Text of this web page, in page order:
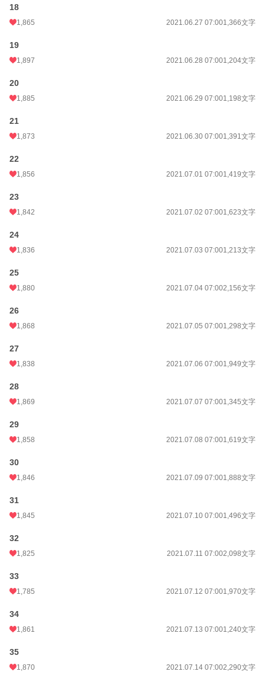
18
1,865 2021.06.27 07:001,366文字
19
1,897 2021.06.28 07:001,204文字
20
1,885 2021.06.29 07:001,198文字
21
1,873 2021.06.30 07:001,391文字
22
1,856 2021.07.01 07:001,419文字
23
1,842 2021.07.02 07:001,623文字
24
1,836 2021.07.03 07:001,213文字
25
1,880 2021.07.04 07:002,156文字
26
1,868 2021.07.05 07:001,298文字
27
1,838 2021.07.06 07:001,949文字
28
1,869 2021.07.07 07:001,345文字
29
1,858 2021.07.08 07:001,619文字
30
1,846 2021.07.09 07:001,888文字
31
1,845 2021.07.10 07:001,496文字
32
1,825 2021.07.11 07:002,098文字
33
1,785 2021.07.12 07:001,970文字
34
1,861 2021.07.13 07:001,240文字
35
1,870 2021.07.14 07:002,290文字